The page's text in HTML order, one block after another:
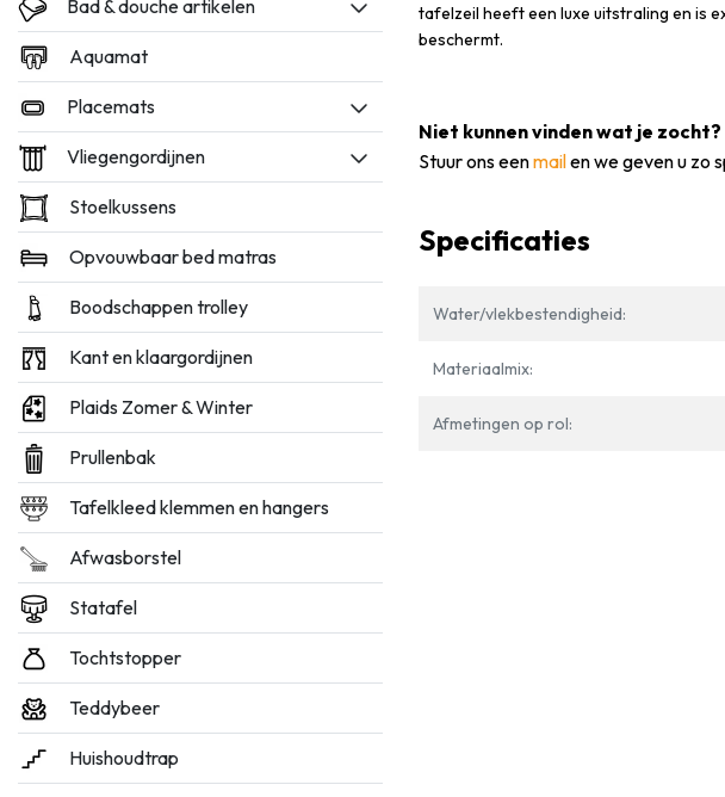
Bad & douche artikelen
Aquamat
Placemats
Vliegengordijnen
Stoelkussens
Opvouwbaar bed matras
Boodschappen trolley
Kant en klaargordijnen
Plaids Zomer & Winter
Prullenbak
Tafelkleed klemmen en hangers
Afwasborstel
Statafel
Tochtstopper
Teddybeer
Huishoudtrap
tafelzeil heeft een luxe uitstraling en is
beschermt.
Niet kunnen vinden wat je zocht?
Stuur ons eenmailen we geven u zo
Specificaties
Water/vlekbestendigheid:
Materiaalmix:
Afmetingen op rol: